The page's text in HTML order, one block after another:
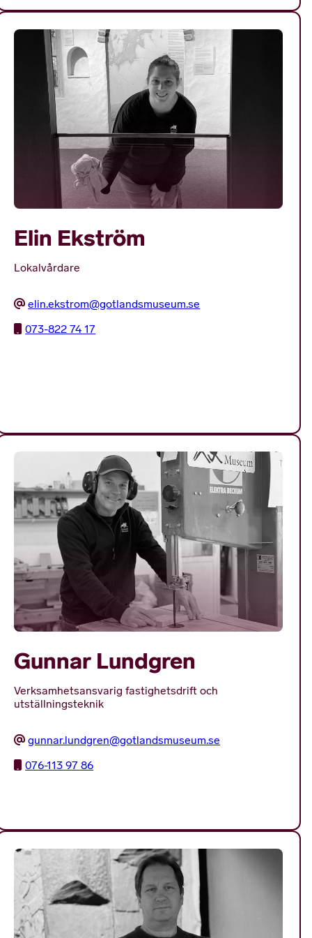
Elin Ekström
Lokalvårdare
elin.ekstrom@gotlandsmuseum.se
073-822 74 17
Gunnar Lundgren
Verksamhetsansvarig fastighetsdrift och
utställningsteknik
gunnar.lundgren@gotlandsmuseum.se
076-113 97 86